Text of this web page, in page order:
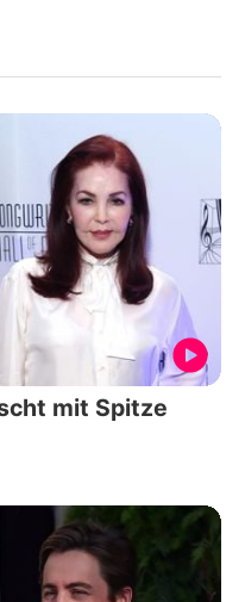
mit Spitze